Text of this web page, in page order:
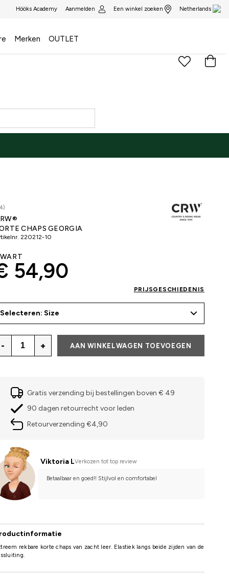
Hööks Academy Aanmelden Een winkel zoeken Netherlands
Merken OUTLET
CHAPS GEORGIA
220212-10
54,90
PRIJSGESCHIEDENIS
Selecteren: Size
- + AAN WINKELWAGEN TOEVOEGEN
Gratis verzending bij bestellingen boven € 49
90 dagen retourrecht voor leden
Retourverzending €4,90
Viktoria LVerkozen tot top review
Betaalbaar en goed!! Stijlvol en comfortabel
rekbare korte chaps van zacht leer. Elastiek langs beide zijden van de